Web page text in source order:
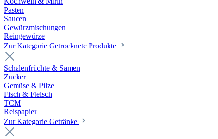
Pasten
Saucen
Gewürzmischungen
Reingewürze
Zur Kategorie Getrocknete Produkte
Schalenfrüchte & Samen
Zucker
Gemüse & Pilze
Fisch & Fleisch
TCM
Reispapier
Zur Kategorie Getränke